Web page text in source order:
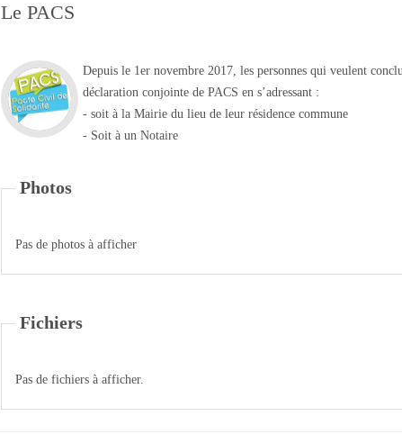
Le PACS
Depuis le 1er novembre 2017, les personnes qui veulent
déclaration conjointe de PACS en s’adressant :
- soit à la Mairie du lieu de leur résidence commune
- Soit à un Notaire
Photos
Pas de photos à afficher
Fichiers
Pas de fichiers à afficher.